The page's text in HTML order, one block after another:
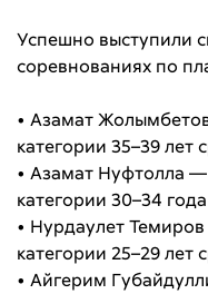
Успешно выступили
соревнованиях по
• Азамат
категории 35–39 лет
• Азамат Нуфтолла —
категории 30–34
• Нурдаулет
категории 25–29 лет
• Айгерим